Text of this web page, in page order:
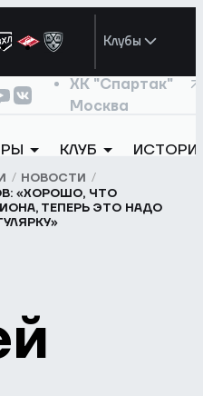
Клубы
ХК "Спартак"
Москва
КЛУБ
НОВОСТИ
«ХОРОШО, ЧТО
ТЕПЕРЬ ЭТО НАДО